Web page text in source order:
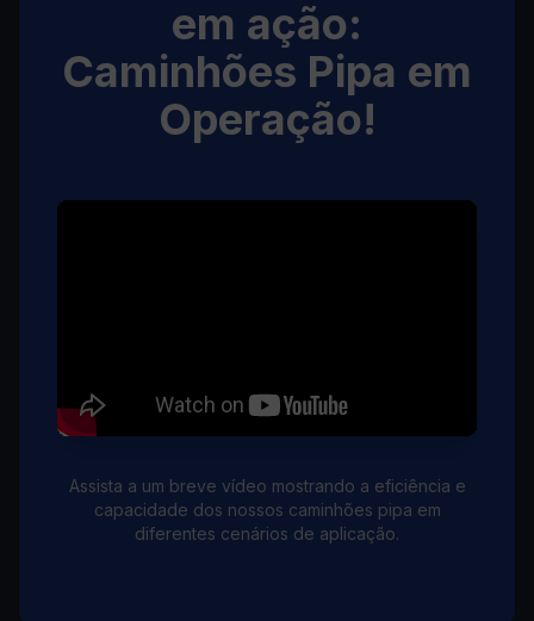
em ação:
Caminhões Pipa em
Operação!
Assista a um breve vídeo mostrando a eficiência e
capacidade dos nossos caminhões pipa em
diferentes cenários de aplicação.